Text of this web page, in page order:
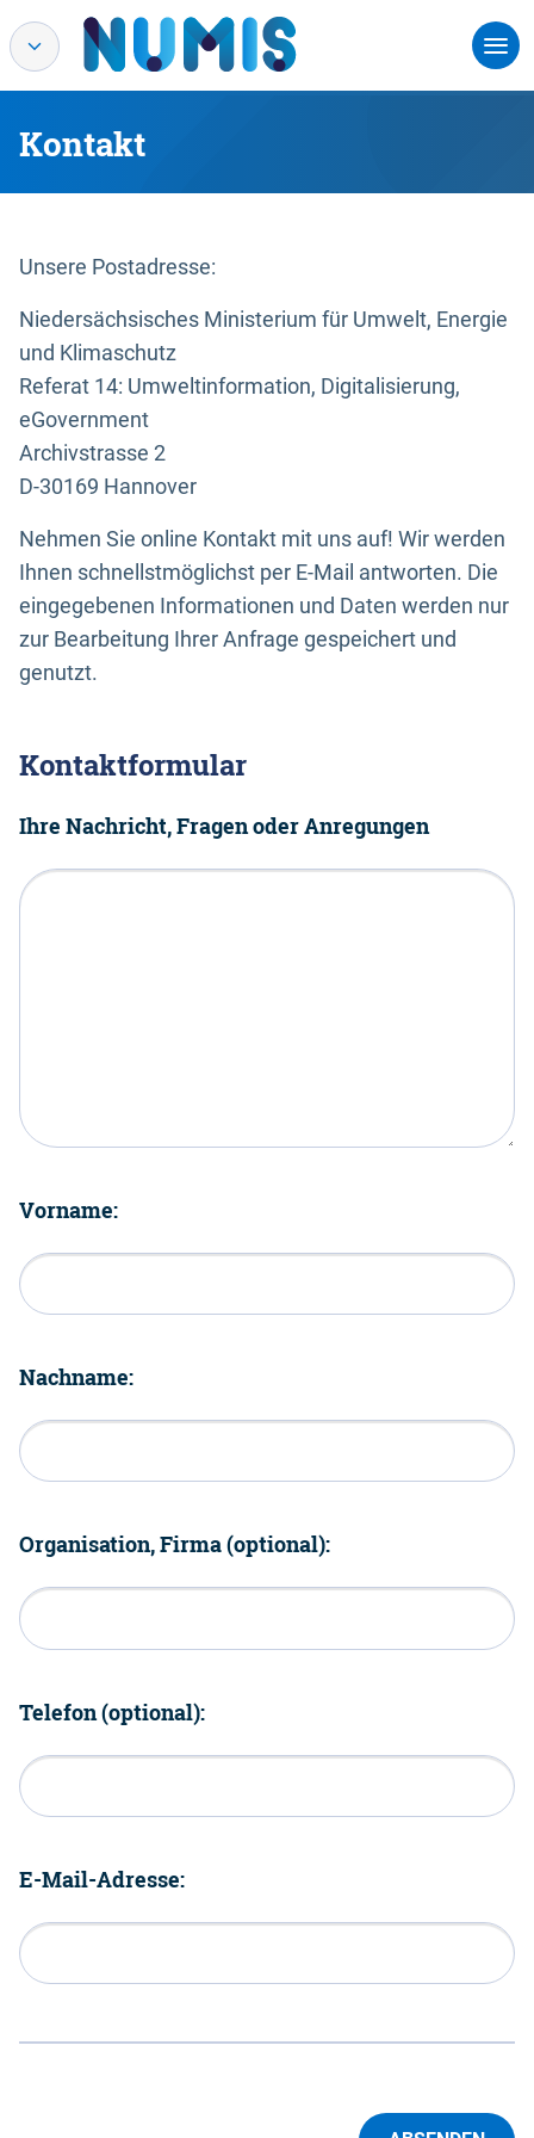
Kontakt
Unsere Postadresse:
Niedersächsisches Ministerium für Umwelt, Energie
und Klimaschutz
Referat 14: Umweltinformation, Digitalisierung,
eGovernment
Archivstrasse 2
D-30169 Hannover
Nehmen Sie online Kontakt mit uns auf! Wir werden
Ihnen schnellstmöglichst per E-Mail antworten. Die
eingegebenen Informationen und Daten werden nur
zur Bearbeitung Ihrer Anfrage gespeichert und
genutzt.
Kontaktformular
Ihre Nachricht, Fragen oder Anregungen
Vorname:
Nachname:
Organisation, Firma (optional):
Telefon (optional):
E-Mail-Adresse: